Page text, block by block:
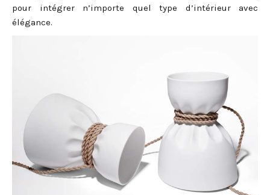
pour intégrer n’importe quel type d’intérieur avec
élégance.